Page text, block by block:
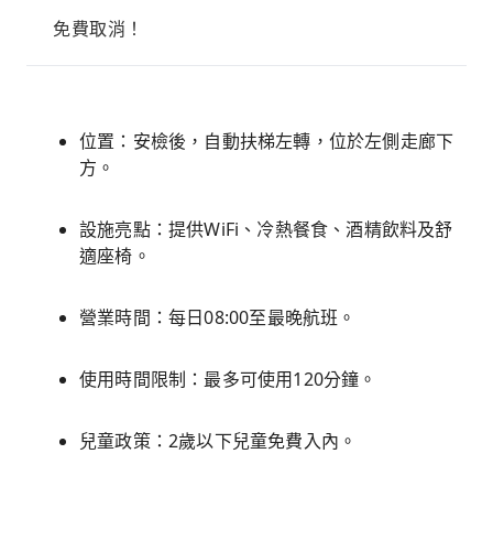
免費取消！
位置：安檢後，自動扶梯左轉，位於左側走廊下
方。
設施亮點：提供WiFi、冷熱餐食、酒精飲料及舒
適座椅。
營業時間：每日08:00至最晚航班。
使用時間限制：最多可使用120分鐘。
兒童政策：2歲以下兒童免費入內。